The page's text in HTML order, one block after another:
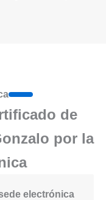
de
por la
electrónica